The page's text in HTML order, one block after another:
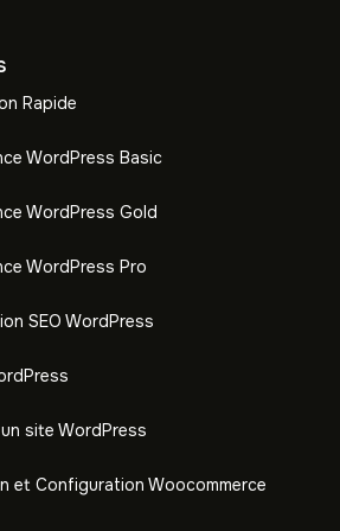
Rapide
WordPress Basic
WordPress Gold
WordPress Pro
SEO WordPress
site WordPress
et Configuration Woocommerce